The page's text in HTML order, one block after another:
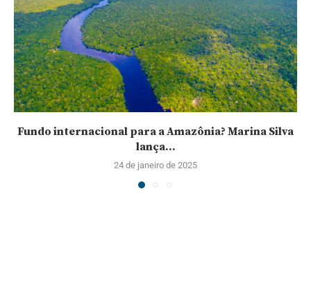
Fundo internacional para a Amazônia? Marina Silva
lança...
24 de janeiro de 2025